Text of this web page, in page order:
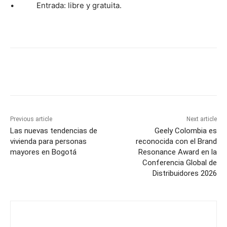
• Entrada: libre y gratuita.
Previous article
Las nuevas tendencias de
vivienda para personas
mayores en Bogotá
Next article
Geely Colombia es
reconocida con el Brand
Resonance Award en la
Conferencia Global de
Distribuidores 2026